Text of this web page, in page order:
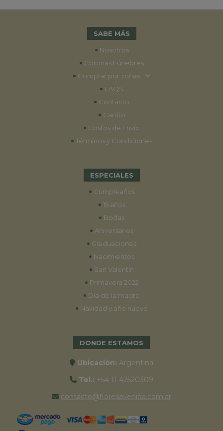
SABE MÁS
• Nosotros
• Coronas Fúnebres
• Comprar por zonas
• FAQS
• Contacto
• Carrito
• Costos de Envío
• Términos y Condiciones
ESPECIALES
• Cumpleaños
• 15 años
• Bodas
• Aniversarios
• Graduaciones
• Nacimientos
• San Valentín
• Primavera 2022
• Día de la madre
• Navidad y año nuevo
DONDE ESTAMOS
Ubicación: Argentina
Tel.: +54 11 42520309
contacto@floresavenida.com.ar